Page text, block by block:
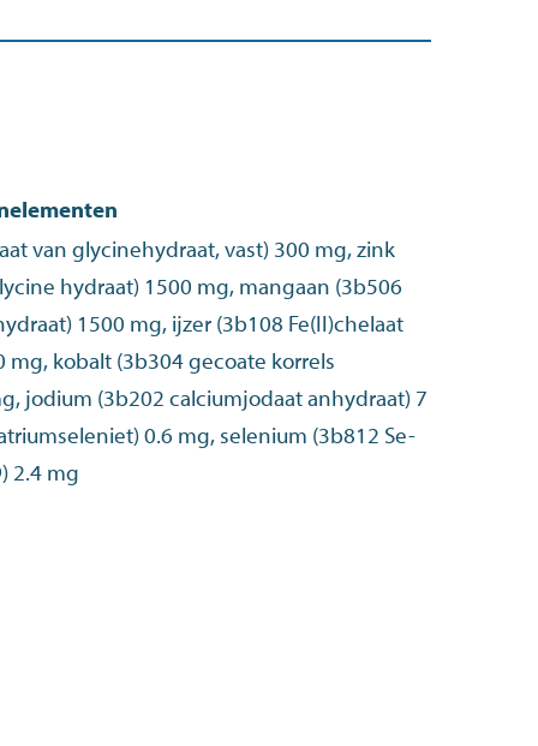
van glycinehydraat, vast) 300 mg, zink
hydraat) 1500 mg, mangaan (3b506
1500 mg, ijzer (3b108 Fe(II)chelaat
(3b304 gecoate korrels
jodium (3b202 calciumjodaat anhydraat) 7
0.6 mg, selenium (3b812 Se-
2.4 mg